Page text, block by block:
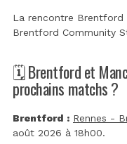
La rencontre Brentford
Brentford Community
🗓️ Brentford et
prochains matchs ?
Brentford : Rennes -
août 2026 à 18h00.